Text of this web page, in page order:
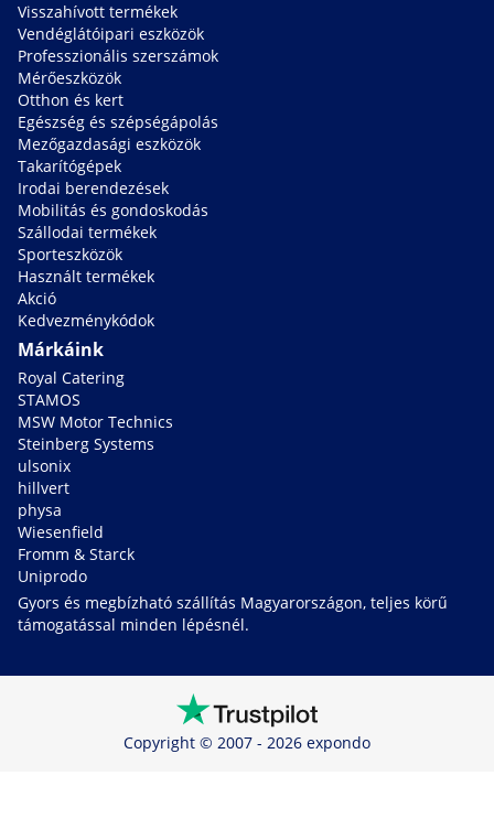
Visszahívott termékek
Vendéglátóipari eszközök
Professzionális szerszámok
Mérőeszközök
Otthon és kert
Egészség és szépségápolás
Mezőgazdasági eszközök
Takarítógépek
Irodai berendezések
Mobilitás és gondoskodás
Szállodai termékek
Sporteszközök
Használt termékek
Akció
Kedvezménykódok
Márkáink
Royal Catering
STAMOS
MSW Motor Technics
Steinberg Systems
ulsonix
hillvert
physa
Wiesenfield
Fromm & Starck
Uniprodo
Gyors és megbízható szállítás Magyarországon, teljes körű
támogatással minden lépésnél.
Copyright © 2007 - 2026 expondo